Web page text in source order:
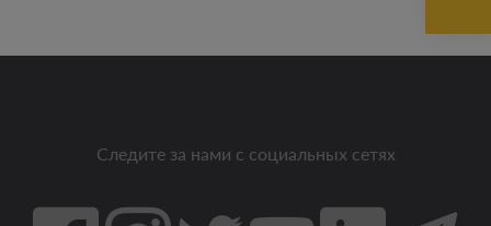
Следите за нами с социальных сетях